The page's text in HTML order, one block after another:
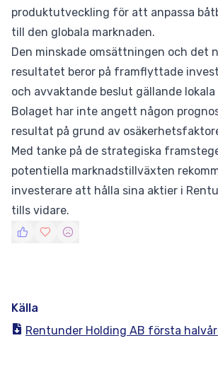
produktutveckling för att anpassa
till den globala marknaden.
Den minskade omsättningen och det
resultatet beror på framflyttade
och avvaktande beslut gällande
Bolaget har inte angett någon
resultat på grund av
Med tanke på de strategiska
potentiella marknadstillväxten
investerare att hålla sina aktier i
tills vidare.
Källa
Rentunder Holding AB första